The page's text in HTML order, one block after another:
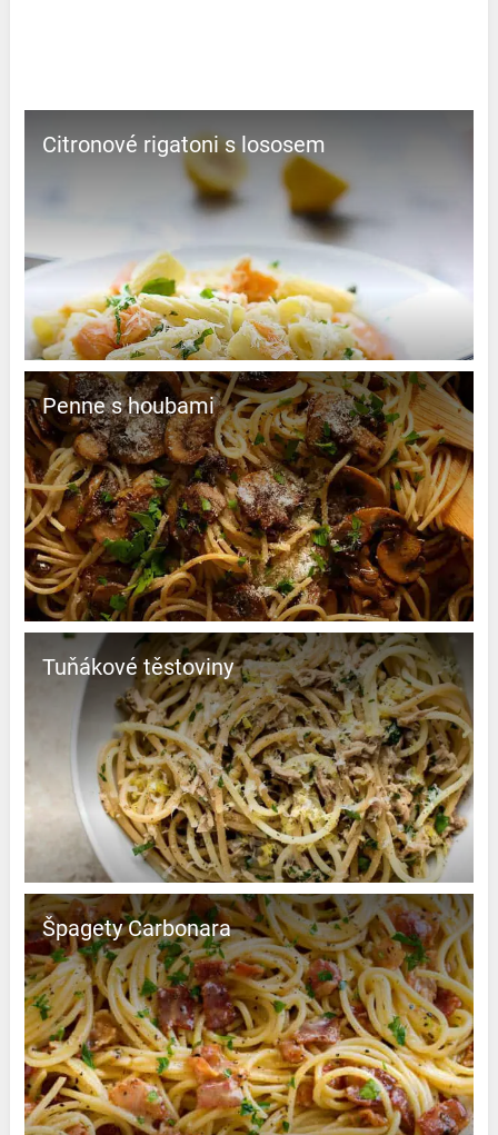
Citronové rigatoni s lososem
Penne s houbami
Tuňákové těstoviny
Špagety Carbonara